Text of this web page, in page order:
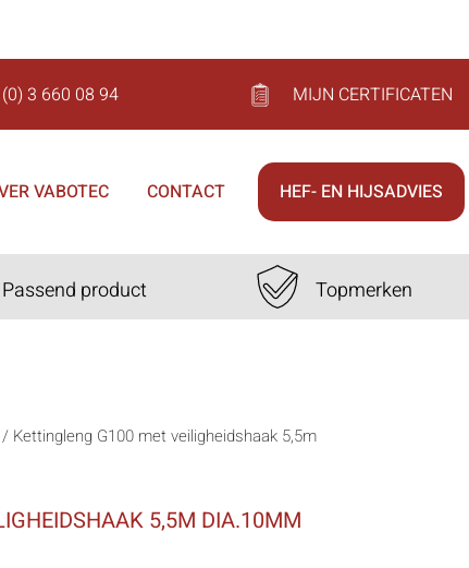
3 660 08 94 MIJN CERTIFICATEN
VABOTEC CONTACT HEF- EN HIJSADVIES
Passend product Topmerken
/ Kettingleng G100 met veiligheidshaak 5,5m
5,5M DIA.10MM